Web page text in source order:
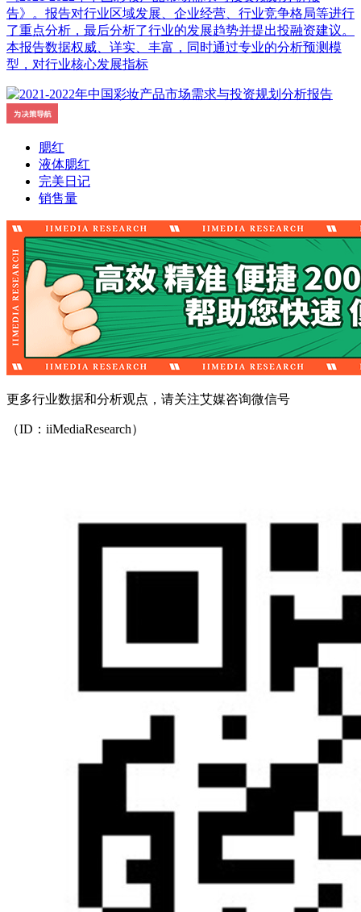
告》。报告对行业区域发展、企业经营、行业竞争格局等进行
了重点分析，最后分析了行业的发展趋势并提出投融资建议。
本报告数据权威、详实、丰富，同时通过专业的分析预测模
型，对行业核心发展指标
腮红
液体腮红
完美日记
销售量
更多行业数据和分析观点，请关注艾媒咨询微信号
（ID：iiMediaResearch）